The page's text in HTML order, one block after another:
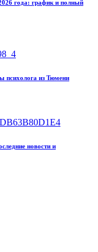
года: график и полный
психолога из Тюмени
новости и